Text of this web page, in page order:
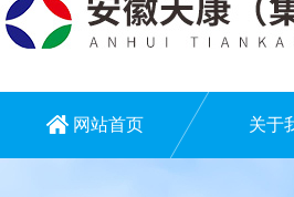
网站首页 关于